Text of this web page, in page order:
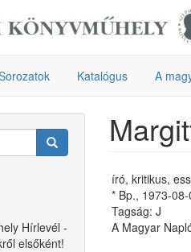
Katalógus A
Hírlevél -
elsőként!
író, kritikus,
* Bp., 1973-
Tagság: J
A Magyar